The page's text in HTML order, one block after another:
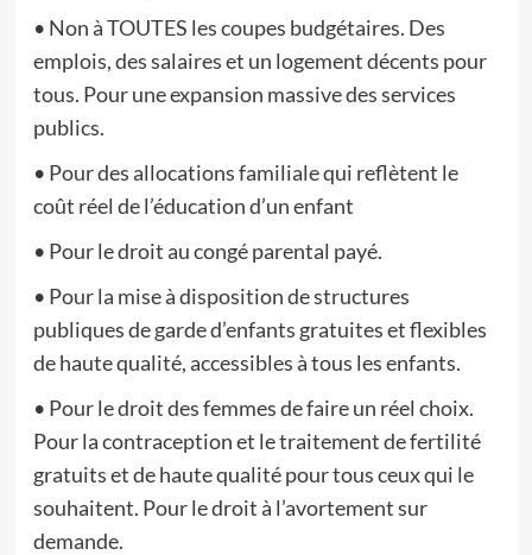
• Non à TOUTES les coupes budgétaires. Des
emplois, des salaires et un logement décents pour
tous. Pour une expansion massive des services
publics.
• Pour des allocations familiale qui reflètent le
coût réel de l’éducation d’un enfant
• Pour le droit au congé parental payé.
• Pour la mise à disposition de structures
publiques de garde d’enfants gratuites et flexibles
de haute qualité, accessibles à tous les enfants.
• Pour le droit des femmes de faire un réel choix.
Pour la contraception et le traitement de fertilité
gratuits et de haute qualité pour tous ceux qui le
souhaitent. Pour le droit à l’avortement sur
demande.